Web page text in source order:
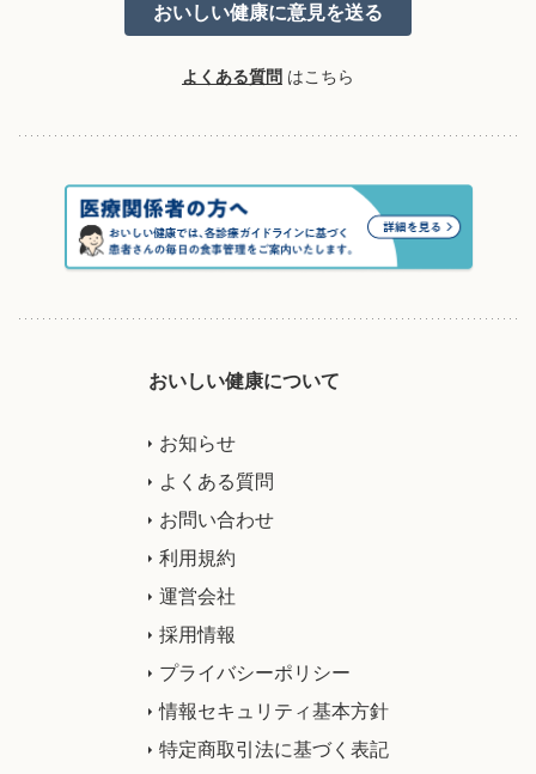
よくある質問 はこちら
おいしい健康について
お知らせ
よくある質問
お問い合わせ
利用規約
運営会社
採用情報
プライバシーポリシー
情報セキュリティ基本方針
特定商取引法に基づく表記